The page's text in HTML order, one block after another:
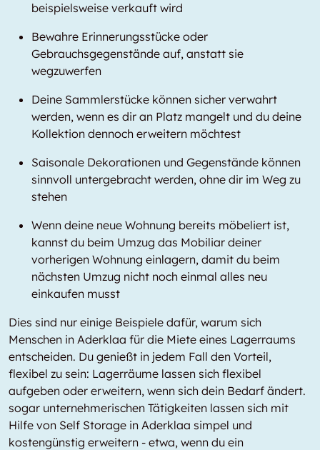
beispielsweise verkauft wird
Bewahre Erinnerungsstücke oder
Gebrauchsgegenstände auf, anstatt sie
wegzuwerfen
Deine Sammlerstücke können sicher verwahrt
werden, wenn es dir an Platz mangelt und du deine
Kollektion dennoch erweitern möchtest
Saisonale Dekorationen und Gegenstände können
sinnvoll untergebracht werden, ohne dir im Weg zu
stehen
Wenn deine neue Wohnung bereits möbeliert ist,
kannst du beim Umzug das Mobiliar deiner
vorherigen Wohnung einlagern, damit du beim
nächsten Umzug nicht noch einmal alles neu
einkaufen musst
Dies sind nur einige Beispiele dafür, warum sich
Menschen in Aderklaa für die Miete eines Lagerraums
entscheiden. Du genießt in jedem Fall den Vorteil,
flexibel zu sein: Lagerräume lassen sich flexibel
aufgeben oder erweitern, wenn sich dein Bedarf ändert.
sogar unternehmerischen Tätigkeiten lassen sich mit
Hilfe von Self Storage in Aderklaa simpel und
kostengünstig erweitern - etwa, wenn du ein